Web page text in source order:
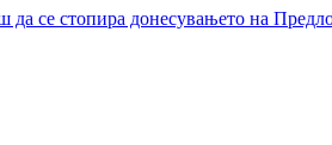
се стопира донесувањето на